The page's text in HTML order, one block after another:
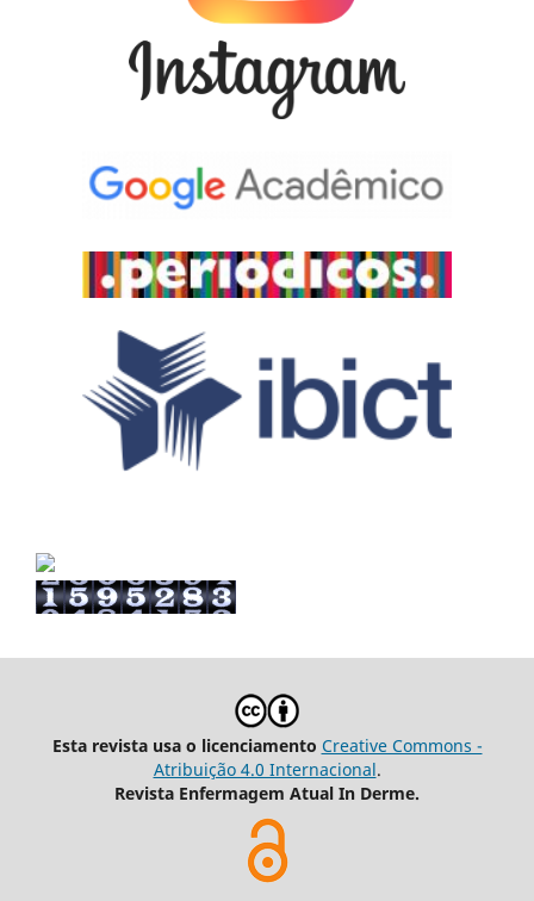
Esta revista usa o licenciamento Creative Commons -
Atribuição 4.0 Internacional.
Revista Enfermagem Atual In Derme.